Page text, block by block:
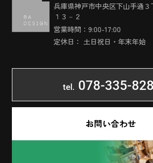
兵庫県神戸市中央区下山手通３
１３－２
営業時間：9:00-17:00
定休日： 土日祝日・年末年始
tel. 078-335-
お問い合わせ